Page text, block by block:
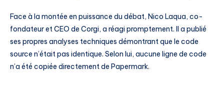
Face à la montée en puissance du débat, Nico Laqua, co-
fondateur et CEO de Corgi, a réagi promptement. Il a publié
ses propres analyses techniques démontrant que le code
source n’était pas identique. Selon lui, aucune ligne de code
n’a été copiée directement de Papermark.